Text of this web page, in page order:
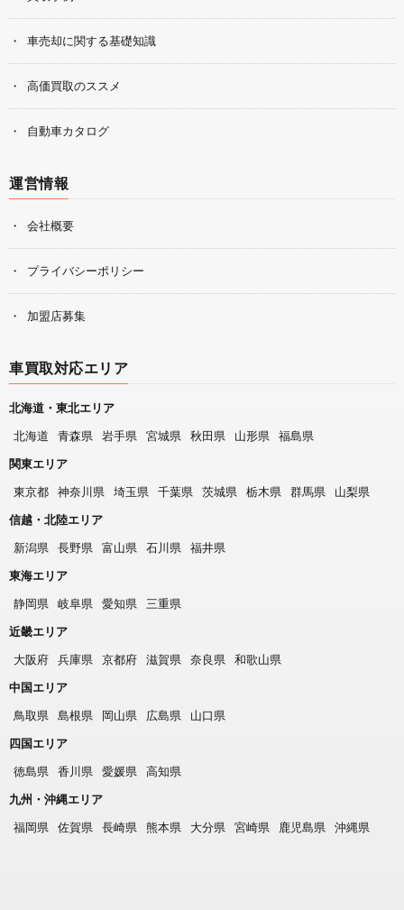
車売却に関する基礎知識
高価買取のススメ
自動車カタログ
運営情報
会社概要
プライバシーポリシー
加盟店募集
車買取対応エリア
北海道・東北エリア
北海道
青森県 岩手県 宮城県 秋田県 山形県
福島県
関東エリア
東京都
神奈川県 埼玉県 千葉県 茨城県 栃木県 群馬県
山梨県
信越・北陸エリア
新潟県
長野県 富山県 石川県
福井県
東海エリア
静岡県
岐阜県 愛知県
三重県
近畿エリア
大阪府
兵庫県 京都府 滋賀県 奈良県
和歌山県
中国エリア
鳥取県
島根県 岡山県 広島県
山口県
四国エリア
徳島県
香川県 愛媛県
高知県
九州・沖縄エリア
福岡県
佐賀県 長崎県 熊本県 大分県 宮崎県 鹿児島県 沖縄県